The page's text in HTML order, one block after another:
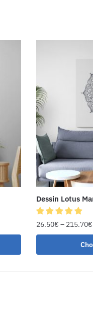
Dessin Lotus
26.50€ – 215.70€